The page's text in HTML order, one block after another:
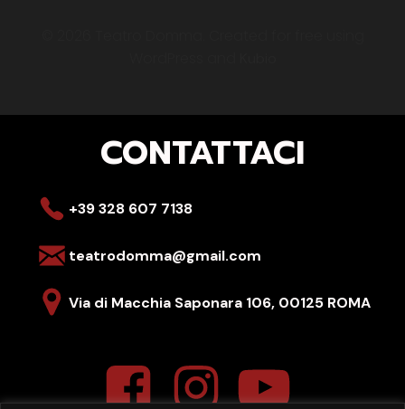
CONTATTACI
+39 328 607 7138
teatrodomma@gmail.com
Via di Macchia Saponara 106, 00125 ROMA